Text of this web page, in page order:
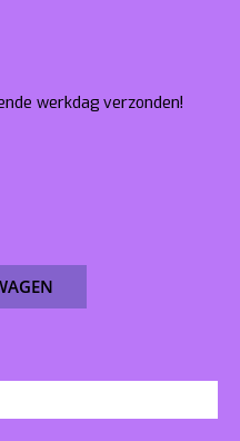
werkdag verzonden!